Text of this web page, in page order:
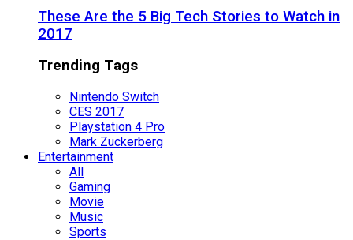
These Are the 5 Big Tech Stories to Watch in
2017
Trending Tags
Nintendo Switch
CES 2017
Playstation 4 Pro
Mark Zuckerberg
Entertainment
All
Gaming
Movie
Music
Sports